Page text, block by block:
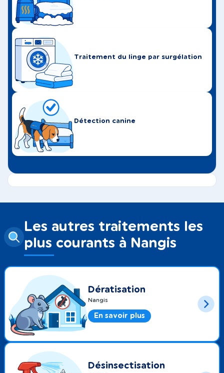
Traitement du linge par surgélation
Détection canine
Les autres traitements les
plus courants à Nangis
Dératisation
Nangis
En savoir plus
Désinsectisation